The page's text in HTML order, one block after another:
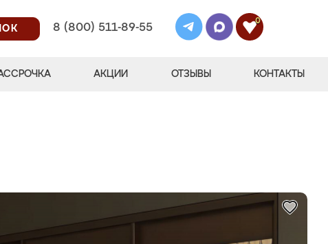
8 (800) 511-89-55
0
АКЦИИ ОТЗЫВЫ КОНТАКТЫ